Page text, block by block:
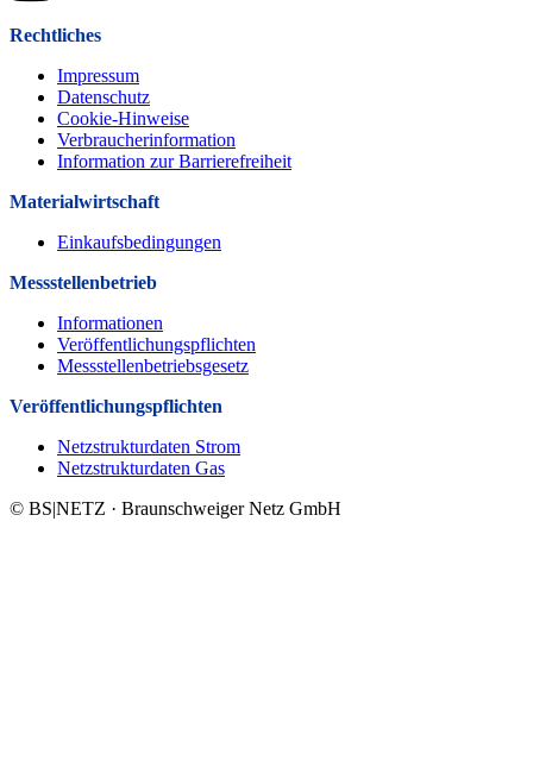
Rechtliches
Impressum
Datenschutz
Cookie-Hinweise
Verbraucherinformation
Information zur Barrierefreiheit
Materialwirtschaft
Einkaufsbedingungen
Messstellenbetrieb
Informationen
Veröffentlichungspflichten
Messstellenbetriebsgesetz
Veröffentlichungs­pflichten
Netzstrukturdaten Strom
Netzstrukturdaten Gas
© BS|NETZ · Braunschweiger Netz GmbH